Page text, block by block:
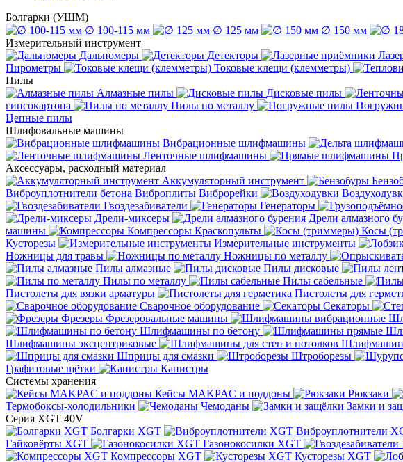
Болгарки (УШМ)
∅ 100-115 мм
∅ 125 мм ∅ 150 мм
Измерительный инструмент
Дальномеры
Детекторы
Пирометры
Токовые клещи (клемметры)
Пилы
Алмазные пилы
Дисковые пилы
гипсокартона
Пилы по металлу
Цепные пилы
Шлифовальные машины
Вибрационные шлифмашины
Ленточные шлифмашины
Аксессуары, расходный материал
Аккумуляторный инструмент
Виброуплотнители бетона Виброплиты Виброрейки
Гвоздезабиватели
Генераторы
Дрели-миксеры
Дрели алмазного
машины
Компрессоры Краскопульты Косы
Кусторезы
Измерительные инструменты
Ножницы для травы
Ножницы по металлу
Пилы алмазные
Пилы дисковые
Пилы по металлу
Пилы сабельные
Пистолеты для вязки арматуры
Пистолеты для
Сварочное оборудование
Секаторы
Фрезеры Фрезеровальные машины
Шлифмашины по бетону
Шлифмашины эксцентриковые
Шприцы для смазки
Штроборезы
Графитовые щётки
Канистры
Системы хранения
Кейсы MAKPAC и поддоны
Рюкзаки
Термобоксы-холодильники
Чемоданы
Замки и
Серия XGT 40V
Болгарки XGT
Виброуплотнители
Гайковёрты XGT
Газонокосилки XGT
Компрессоры XGT
Кусторезы XGT